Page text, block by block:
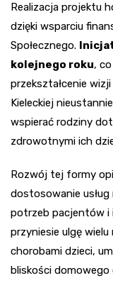
Realizacja projektu
dzięki wsparciu
Społecznego.
kolejnego roku,
przekształcenie
Kieleckiej
wspierać rodziny
zdrowotnymi ich
Rozwój tej formy
dostosowanie
potrzeb pacjentów i
przyniesie ulgę
chorobami dzieci,
bliskości domowego